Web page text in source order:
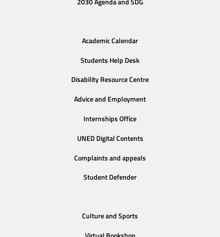
Academic Calendar
Students Help Desk
Disability Resource Centre
Advice and Employment
Internships Office
UNED Digital Contents
Complaints and appeals
Student Defender
Culture and Sports